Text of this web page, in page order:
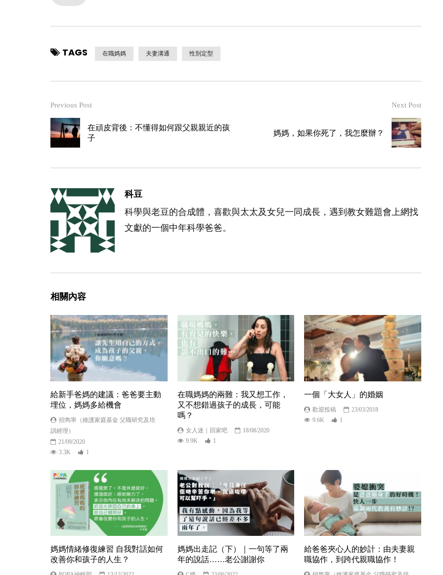
TAGS 在職媽媽 夫妻溝通 性別定型
Previous Post
在頑皮背後：不懂得如何跟父親親近的孩
子
Next Post
媽媽，如果你死了，我怎麼辦？
科豆
科學與老豆的合成體，喜歡與太太及女兒一同成長，遇到教女難題會上網找
文獻的一個中年科學爸爸。
相關內容
給新手爸媽的建議：爸爸要主動
埋位，媽媽多給機會
招雋寧（維護家庭基金 父職研究及培
訓經理）
21/09/2020
3.3K
1
在職媽媽的兩難：我又想工作，
又不想錯過孩子的成長，可能
嗎？
女人迷｜回家吧
18/08/2020
9.9K
1
一個「大女人」的婚姻
歡迎投稿
23/03/2018
9.6K
1
媽媽情緒修復練習 自我對話如何
改善你和孩子的人生？
媽媽出走記（下）｜一句等了兩
年的說話……老公謝謝你
給爸爸夾心人的妙計：由夫妻親
職協作，到跨代親職協作！